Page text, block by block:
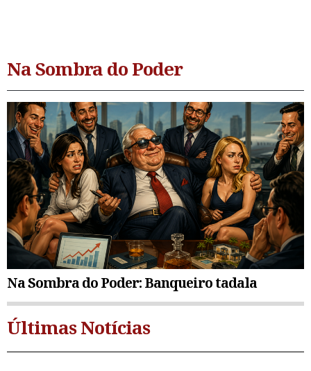
Na Sombra do Poder
Na Sombra do Poder: Banqueiro tadala
Últimas Notícias